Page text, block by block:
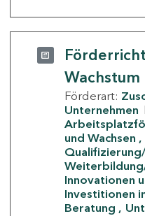
Wachstum
Förderart:
Unternehmen
und Wachsen
Innovationen
Investitionen
Beratung